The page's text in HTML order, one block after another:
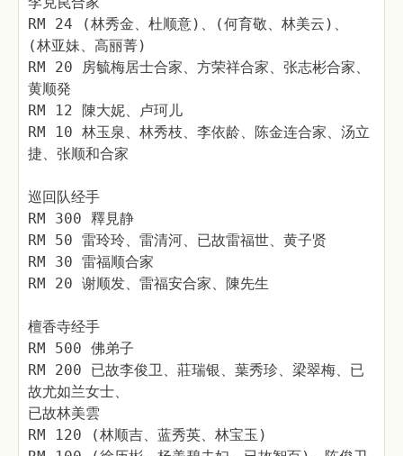
RM 24 (林秀金、杜顺意)、(何育敬、林美云)、
(林亚妹、高丽菁)
RM 20 房毓梅居士合家、方荣祥合家、张志彬合家、
黄顺発
RM 12 陳大妮、卢珂儿
RM 10 林玉泉、林秀枝、李依龄、陈金连合家、汤立
捷、张顺和合家
巡回队经手
RM 300 釋見静
RM 50 雷玲玲、雷清河、已故雷福世、黄子贤
RM 30 雷福顺合家
RM 20 谢顺发、雷福安合家、陳先生
檀香寺经手
RM 500 佛弟子
RM 200 已故李俊卫、莊瑞银、葉秀珍、梁翠梅、已
故尤如兰女士、
已故林美雲
RM 120 (林顺吉、蓝秀英、林宝玉)